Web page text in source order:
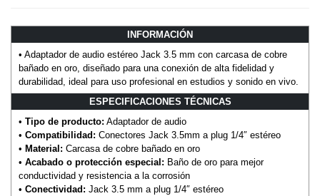
INFORMACIÓN
• Adaptador de audio estéreo Jack 3.5 mm con carcasa de cobre
bañado en oro, diseñado para una conexión de alta fidelidad y
durabilidad, ideal para uso profesional en estudios y sonido en vivo.
ESPECIFICACIONES TÉCNICAS
• Tipo de producto: Adaptador de audio
• Compatibilidad: Conectores Jack 3.5mm a plug 1/4″ estéreo
• Material: Carcasa de cobre bañado en oro
• Acabado o protección especial: Baño de oro para mejor
conductividad y resistencia a la corrosión
• Conectividad: Jack 3.5 mm a plug 1/4″ estéreo